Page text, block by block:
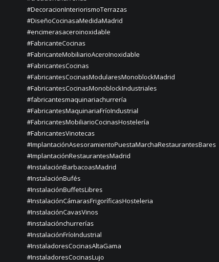
#DecoracionInteriorismoTerrazas
#DiseñoCocinasaMedidaMadrid
#encimerasaceroinoxidable
#FabricanteCocinas
#FabricanteMobiliarioAceroInoxidable
#FabricantesCocinas
#FabricantesCocinasModularesMonoblockMadrid
#FabricantesCocinasMonoblockIndustriales
#fabricantesmaquinariachurrería
#FabricantesMaquinariaFríoIndustrial
#FabricantesMobiliarioCocinasHostelería
#FabricantesVinotecas
#ImplantaciónAsesoramientoPuestaMarchaRestaurantesBares
#ImplantaciónRestaurantesMadrid
#InstalaciónBarbacoasMadrid
#InstalaciónBufés
#InstalaciónBuffetsLibres
#InstalaciónCámarasFrigoríficasHosteleria
#InstalaciónCavasVinos
#instalaciónchurrerías
#InstalaciónFríoIndustrial
#InstaladoresCocinasAltaGama
#InstaladoresCocinasLujo